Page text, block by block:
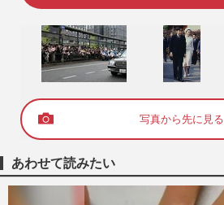
写真から先に見る
あわせて読みたい